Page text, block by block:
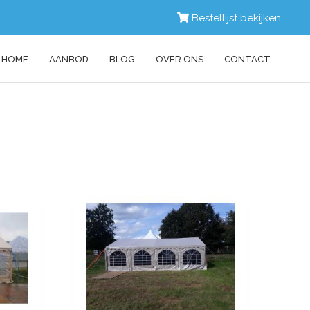
Bestellijst bekijken
HOME AANBOD BLOG OVER ONS CONTACT